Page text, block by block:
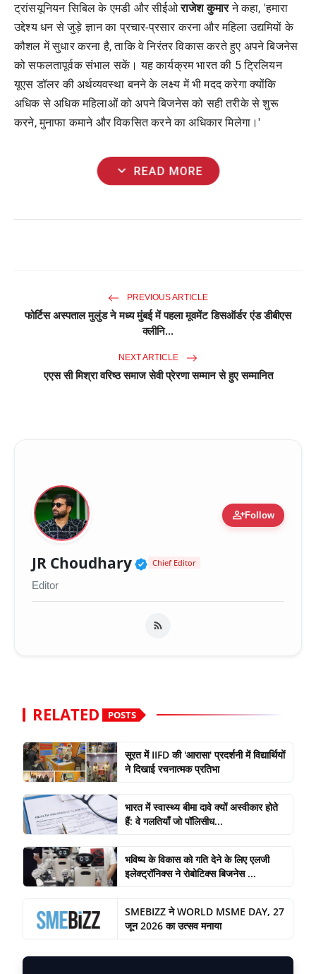
ट्रांसयूनियन सिबिल के एमडी और सीईओराजेश कुमारने कहा, 'हमारा
उद्देश्य धन से जुड़े ज्ञान का प्रचार-प्रसार करना और महिला उद्यमियों के
कौशल में सुधार करना है, ताकि वे निरंतर विकास करते हुए अपने बिजनेस
को सफलतापूर्वक संभाल सकें। यह कार्यक्रम भारत की 5 ट्रिलियन
यूएस डॉलर की अर्थव्यवस्था बनने के लक्ष्य में भी मदद करेगा क्योंकि
अधिक से अधिक महिलाओं को अपने बिजनेस को सही तरीके से शुरू
करने, मुनाफा कमाने और विकसित करने का अधिकार मिलेगा।'
expand_more READ MORE
PREVIOUS ARTICLE
फोर्टिस अस्पताल मुलुंड ने मध्य मुंबई में पहला मूवमेंट डिसऑर्डर एंड डीबीएस
क्लीनि...
NEXT ARTICLE
एएस सी मिश्रा वरिष्ठ समाज सेवी प्रेरणा सम्मान से हुए सम्मानित
person_addFollow
JR Choudhary Verified Public Figure
Chief Editor
Editor
RELATED POSTS
सूरत में IIFD की 'आरासा' प्रदर्शनी में विद्यार्थियों
ने दिखाई रचनात्मक प्रतिभा
भारत में स्वास्थ्य बीमा दावे क्यों अस्वीकार होते
हैं: वे गलतियाँ जो पॉलिसीध...
भविष्य के विकास को गति देने के लिए एलजी
इलेक्ट्रॉनिक्स ने रोबोटिक्स बिजनेस ...
SMEBIZZ ने WORLD MSME DAY, 27
जून 2026 का उत्सव मनाया